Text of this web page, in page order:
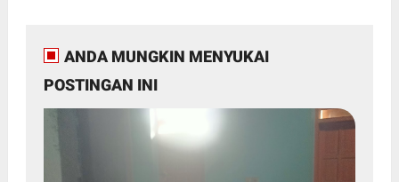
ANDA MUNGKIN MENYUKAI
POSTINGAN INI